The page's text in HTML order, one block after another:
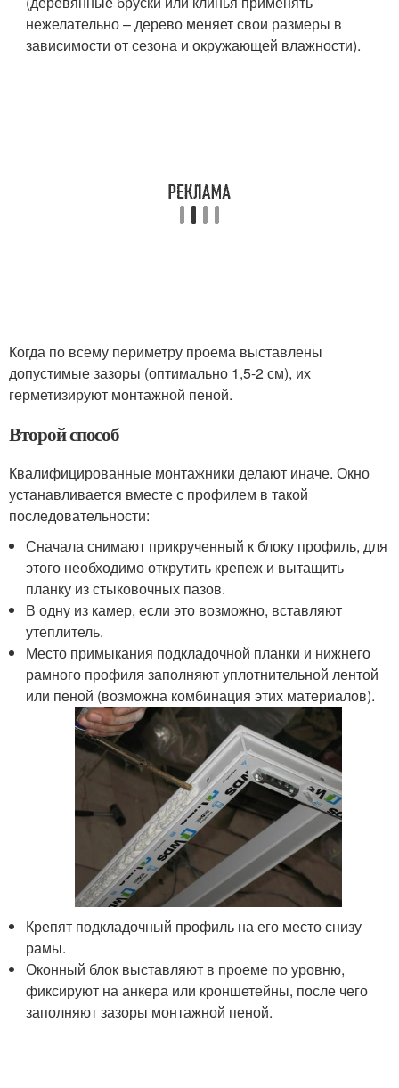
нежелательно – дерево меняет свои размеры в
зависимости от сезона и окружающей влажности).
Когда по всему периметру проема выставлены
допустимые зазоры (оптимально 1,5-2 см), их
герметизируют монтажной пеной.
Второй способ
Квалифицированные монтажники делают иначе. Окно
устанавливается вместе с профилем в такой
последовательности:
Сначала снимают прикрученный к блоку профиль, для
этого необходимо открутить крепеж и вытащить
планку из стыковочных пазов.
В одну из камер, если это возможно, вставляют
утеплитель.
Место примыкания подкладочной планки и нижнего
рамного профиля заполняют уплотнительной лентой
или пеной (возможна комбинация этих материалов).
Крепят подкладочный профиль на его место снизу
рамы.
Оконный блок выставляют в проеме по уровню,
фиксируют на анкера или кроншетейны, после чего
заполняют зазоры монтажной пеной.